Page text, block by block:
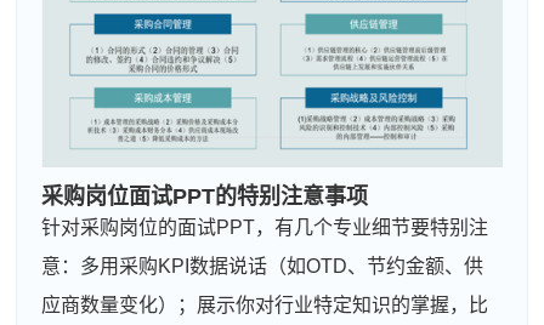
采购岗位面试PPT的特别注意事项
针对采购岗位的面试PPT，有几个专业细节要特别注
意：多用采购KPI数据说话（如OTD、节约金额、供
应商数量变化）；展示你对行业特定知识的掌握，比